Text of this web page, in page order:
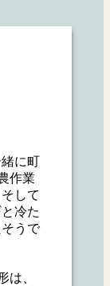
に町
作業
して
冷た
うで
は、